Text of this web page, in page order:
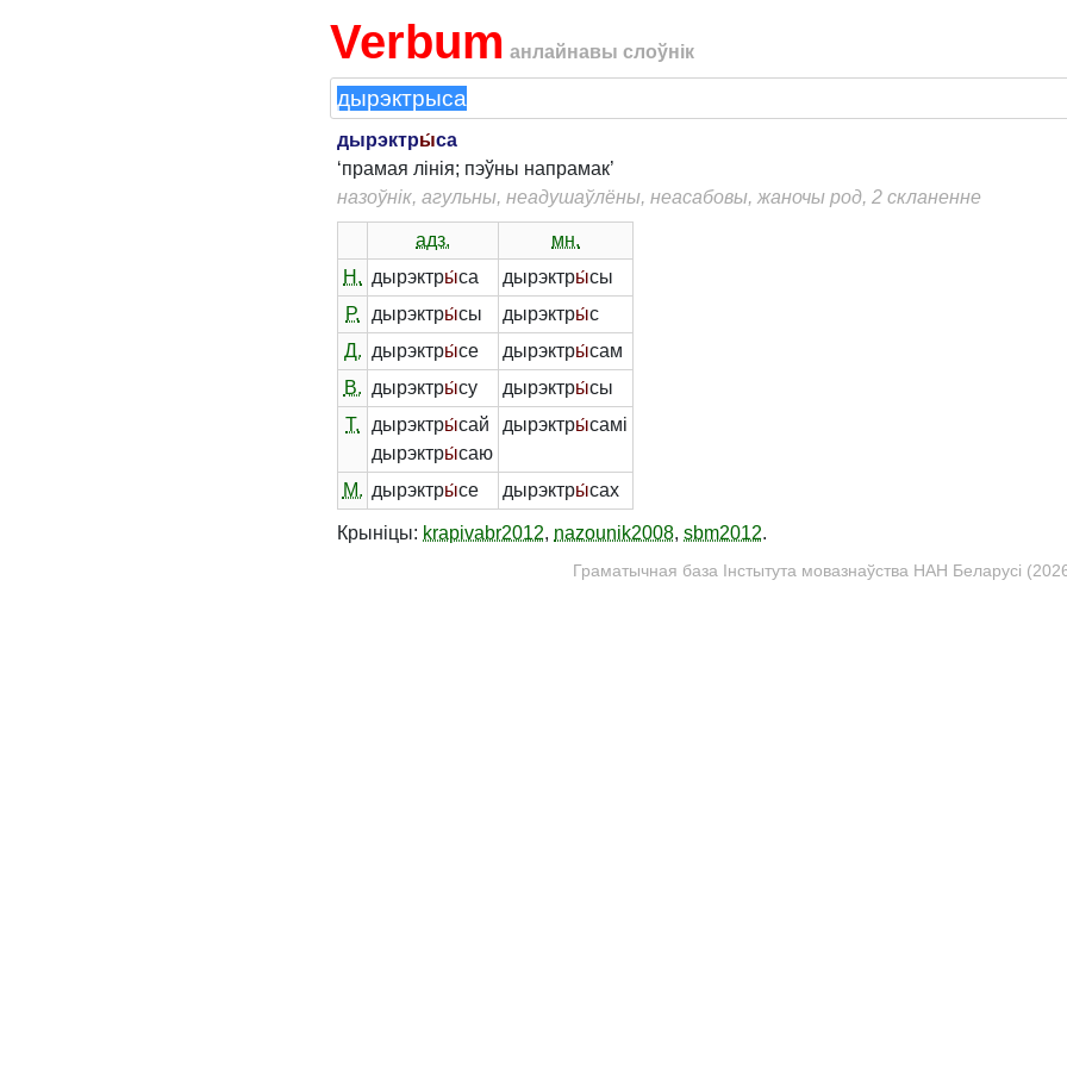
Verbum анлайнавы слоўнік
дырэктры́са
‘прамая лінія; пэўны напрамак’
назоўнік, агульны, неадушаўлёны, неасабовы, жаночы род, 2 скланенне
адз.
мн.
Н. дырэктры́са дырэктры́сы
Р.
дырэктры́сы дырэктры́с
Д. дырэктры́се дырэктры́сам
В. дырэктры́су дырэктры́сы
Т.
дырэктры́сай
дырэктры́саю
дырэктры́самі
М. дырэктры́се дырэктры́сах
Крыніцы: krapivabr2012, nazounik2008, sbm2012.
Граматычная база Інстытута мовазнаўства НАН Беларусі